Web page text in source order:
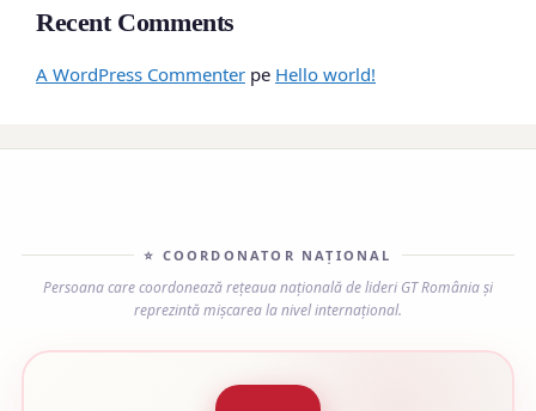
Recent Comments
A WordPress Commenter pe Hello world!
⭐ COORDONATOR NAȚIONAL
Persoana care coordonează rețeaua națională de lideri GT România și
reprezintă mișcarea la nivel internațional.